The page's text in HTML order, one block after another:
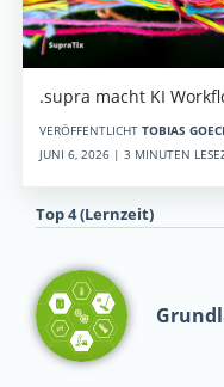
.supra macht KI
VERÖFFENTLICHT TOBIAS
JUNI 6, 2026 | 3 MINUTEN
Top 4 (Lernzeit)